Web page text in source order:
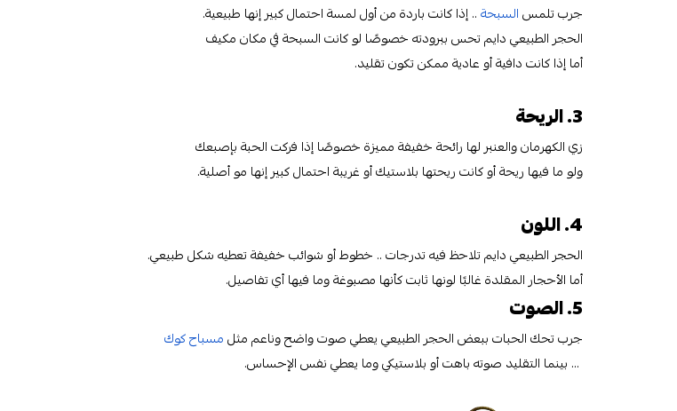
جرب تلمسالسبحة.. إذا كانت باردة من أول لمسة احتمال كبير إنها طبيعية.
الحجر الطبيعي دايم تحس ببرودته خصوصًا لو كانت السبحة في مكان مكيف
أما إذا كانت دافية أو عادية ممكن تكون تقليد.
3. الريحة
زي الكهرمان والعنبر لها رائحة خفيفة مميزة خصوصًا إذا فركت الحبة بإصبعك
ولو ما فيها ريحة أو كانت ريحتها بلاستيك أو غريبة احتمال كبير إنها مو أصلية.
4. اللون
الحجر الطبيعي دايم تلاحظ فيه تدرجات .. خطوط أو شوائب خفيفة تعطيه شكل طبيعي.
أما الأحجار المقلدة غالبًا لونها ثابت كأنها مصبوغة وما فيها أي تفاصيل.
5. الصوت
جرب تحك الحبات ببعض الحجر الطبيعي يعطي صوت واضح وناعم مثلمسباح كوك
... بينما التقليد صوته باهت أو بلاستيكي وما يعطي نفس الإحساس.